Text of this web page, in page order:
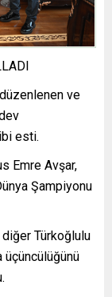
ve
esti.
Emre Avşar,
Şampiyonu
Türkoğlulu